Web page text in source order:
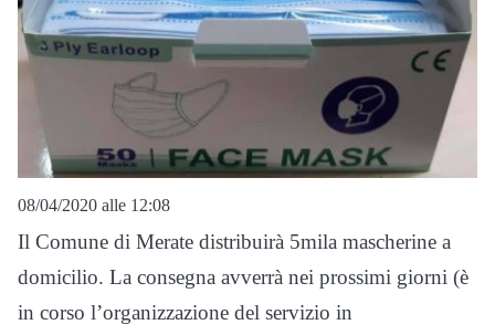
08/04/2020 alle 12:08
Il Comune di Merate distribuirà 5mila mascherine a
domicilio. La consegna avverrà nei prossimi giorni (è
in corso l’organizzazione del servizio in